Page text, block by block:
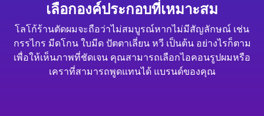
เลือกองค์ประกอบที่เหมาะสม
โลโก้ร้านตัดผมจะถือว่าไม่สมบูรณ์หากไม่มีสัญลักษณ์ เช่น
กรรไกร มีดโกน ใบมีด ปัตตาเลี่ยน หวี เป็นต้น อย่างไรก็ตาม
เพื่อให้เห็นภาพที่ชัดเจน คุณสามารถเลือกไอคอนรูปผมหรือ
เคราที่สามารถพูดแทนได้ แบรนด์ของคุณ